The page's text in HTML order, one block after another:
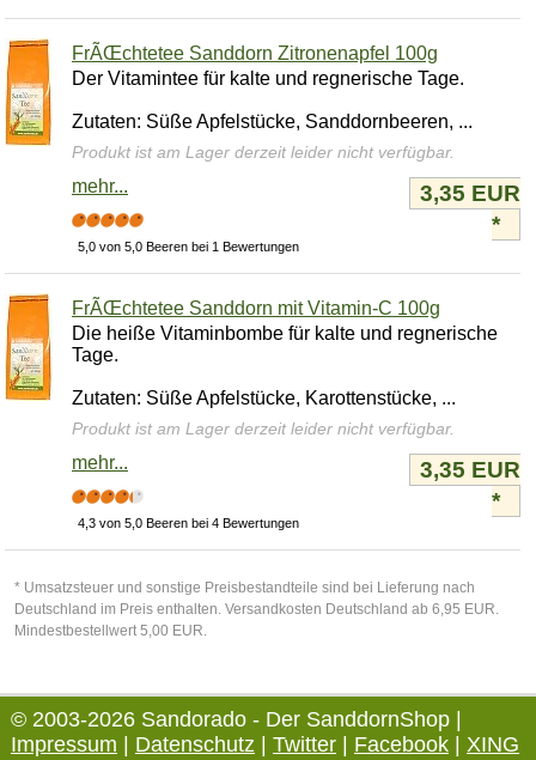
FrÃŒchtetee Sanddorn Zitronenapfel 100g
Der Vitamintee für kalte und regnerische Tage.
Zutaten: Süße Apfelstücke, Sanddornbeeren, ...
Produkt ist am Lager derzeit leider nicht verfügbar.
mehr...
5,0 von 5,0 Beeren bei 1 Bewertungen
3,35 EUR
*
FrÃŒchtetee Sanddorn mit Vitamin-C 100g
Die heiße Vitaminbombe für kalte und regnerische
Tage.
Zutaten: Süße Apfelstücke, Karottenstücke, ...
Produkt ist am Lager derzeit leider nicht verfügbar.
mehr...
4,3 von 5,0 Beeren bei 4 Bewertungen
3,35 EUR
*
* Umsatzsteuer und sonstige Preisbestandteile sind bei Lieferung nach
Deutschland im Preis enthalten. Versandkosten Deutschland ab 6,95 EUR.
Mindestbestellwert 5,00 EUR.
© 2003-2026 Sandorado - Der SanddornShop |
Impressum | Datenschutz | Twitter | Facebook | XING